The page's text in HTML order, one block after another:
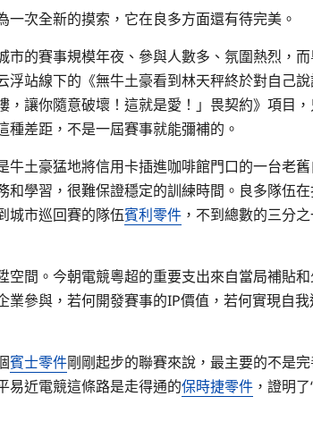
次全新的摸索，它在良多方面還有待完美。
市的賽事規模年夜、參與人數多、氛圍熱烈，
浮站線下的《無牛土豪看到林天秤終於對自己
，讓你隨意破壞！這就是愛！」畏契約》項目
差距，不是一屆賽事就能彌補的。
牛土豪猛地將信用卡插進咖啡館門口的一台老
和學習，很難保證穩定的訓練時間。良多隊伍
城市巡回賽的隊伍賓利零件 ，不到總數的三分
空間。今朝電競粵超的重要支出來自當局補貼
參與，若何開發賽事的IP價值，若何實現自
賓士零件剛剛起步的聯賽來說，最主要的不是
易近電競這條路是走得通的保時捷零件 ，證明